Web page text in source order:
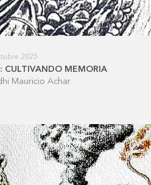
2025
CULTIVANDO MEMORIA
Mauricio Achar